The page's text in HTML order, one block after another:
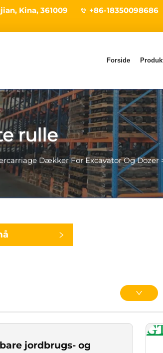
Kina, 361009
+86-18350098686
Forside
rulle
Dækker For Excavator Og Dozer
jordbrugs- og